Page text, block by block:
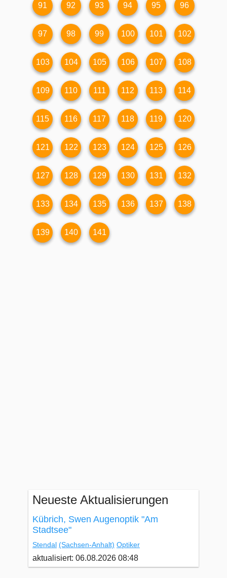
91 92 93 94 95 96
97 98 99 100 101 102
103 104 105 106 107 108
109 110 111 112 113 114
115 116 117 118 119 120
121 122 123 124 125 126
127 128 129 130 131 132
133 134 135 136 137 138
139 140 141
Neueste Aktualisierungen
Kübrich, Swen Augenoptik "Am
Stadtsee"
Stendal (Sachsen-Anhalt) Optiker
aktualisiert: 06.08.2026 08:48